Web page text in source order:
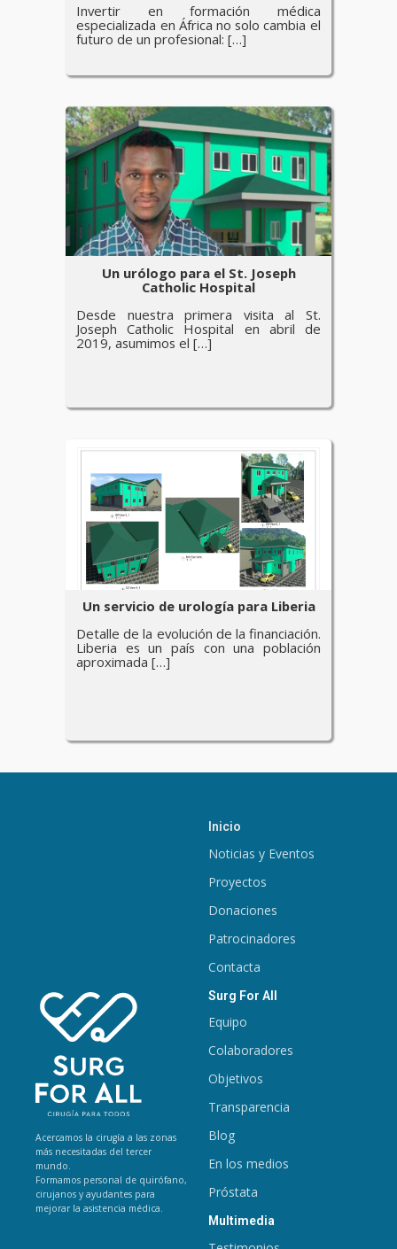
Invertir en formación médica
especializada en África no solo cambia el
futuro de un profesional: […]
Un urólogo para el St. Joseph
Catholic Hospital
Desde nuestra primera visita al St.
Joseph Catholic Hospital en abril de
2019, asumimos el […]
Un servicio de urología para Liberia
Detalle de la evolución de la financiación.
Liberia es un país con una población
aproximada […]
Acercamos la cirugía a las zonas
más necesitadas del tercer
mundo.
Formamos personal de quirófano,
cirujanos y ayudantes para
mejorar la asistencia médica.
Inicio
Noticias y Eventos
Proyectos
Donaciones
Patrocinadores
Contacta
Surg For All
Equipo
Colaboradores
Objetivos
Transparencia
Blog
En los medios
Próstata
Multimedia